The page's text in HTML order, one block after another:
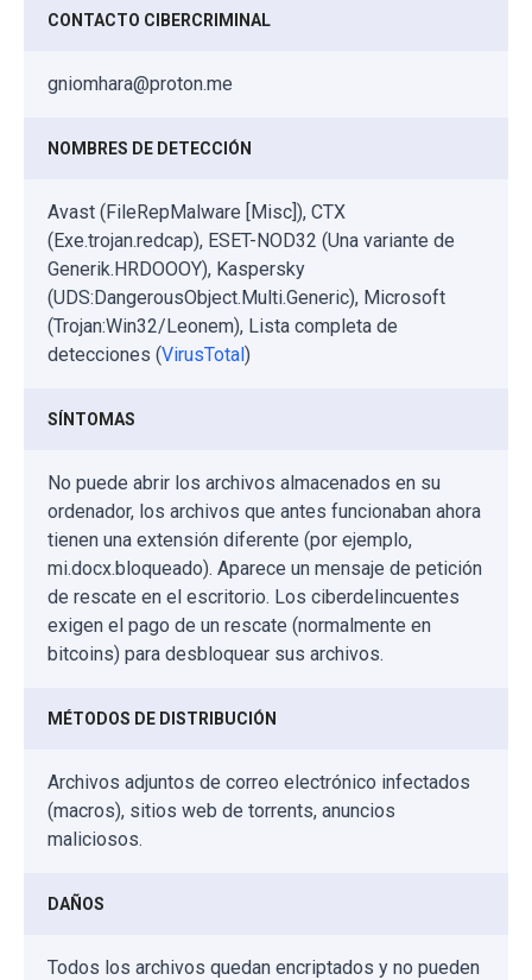
CONTACTO CIBERCRIMINAL
gniomhara@proton.me
NOMBRES DE DETECCIÓN
Avast (FileRepMalware [Misc]), CTX
(Exe.trojan.redcap), ESET-NOD32 (Una variante de
Generik.HRDOOOY), Kaspersky
(UDS:DangerousObject.Multi.Generic), Microsoft
(Trojan:Win32/Leonem), Lista completa de
detecciones (VirusTotal)
SÍNTOMAS
No puede abrir los archivos almacenados en su
ordenador, los archivos que antes funcionaban ahora
tienen una extensión diferente (por ejemplo,
mi.docx.bloqueado). Aparece un mensaje de petición
de rescate en el escritorio. Los ciberdelincuentes
exigen el pago de un rescate (normalmente en
bitcoins) para desbloquear sus archivos.
MÉTODOS DE DISTRIBUCIÓN
Archivos adjuntos de correo electrónico infectados
(macros), sitios web de torrents, anuncios
maliciosos.
DAÑOS
Todos los archivos quedan encriptados y no pueden